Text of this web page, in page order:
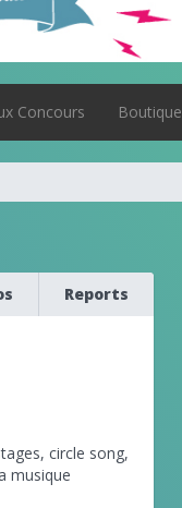
Concours Boutique
Reports
circle song,
musique